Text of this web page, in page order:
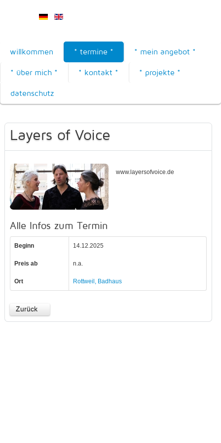
willkommen * termine * * mein angebot *
* über mich * * kontakt * * projekte *
datenschutz
Layers of Voice
www.layersofvoice.de
Alle Infos zum Termin
Beginn 14.12.2025
Preis ab n.a.
Ort Rottweil, Badhaus
Zurück